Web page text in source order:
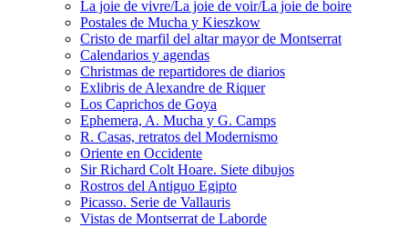
La joie de vivre/La joie de voir/La joie de boire
Postales de Mucha y Kieszkow
Cristo de marfil del altar mayor de Montserrat
Calendarios y agendas
Christmas de repartidores de diarios
Exlibris de Alexandre de Riquer
Los Caprichos de Goya
Ephemera, A. Mucha y G. Camps
R. Casas, retratos del Modernismo
Oriente en Occidente
Sir Richard Colt Hoare. Siete dibujos
Rostros del Antiguo Egipto
Picasso. Serie de Vallauris
Vistas de Montserrat de Laborde